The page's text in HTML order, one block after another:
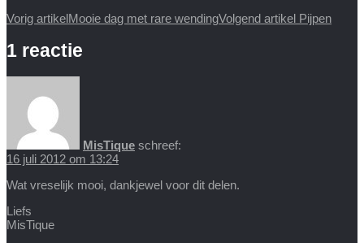
Vorig artikelMooie dag met rare wendingVolgend artikel Pijpen
1 reactie
MisTique schreef:
16 juli 2012 om 13:24
Wat vreselijk mooi, dankjewel voor dit delen.
Liefs
MisTique